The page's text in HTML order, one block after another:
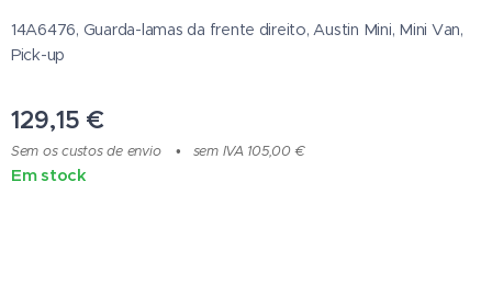
14A6476, Guarda-lamas da frente direito, Austin Mini, Mini Van,
Pick-up
129,15 €
Sem os custos de envio sem IVA 105,00 €
Em stock